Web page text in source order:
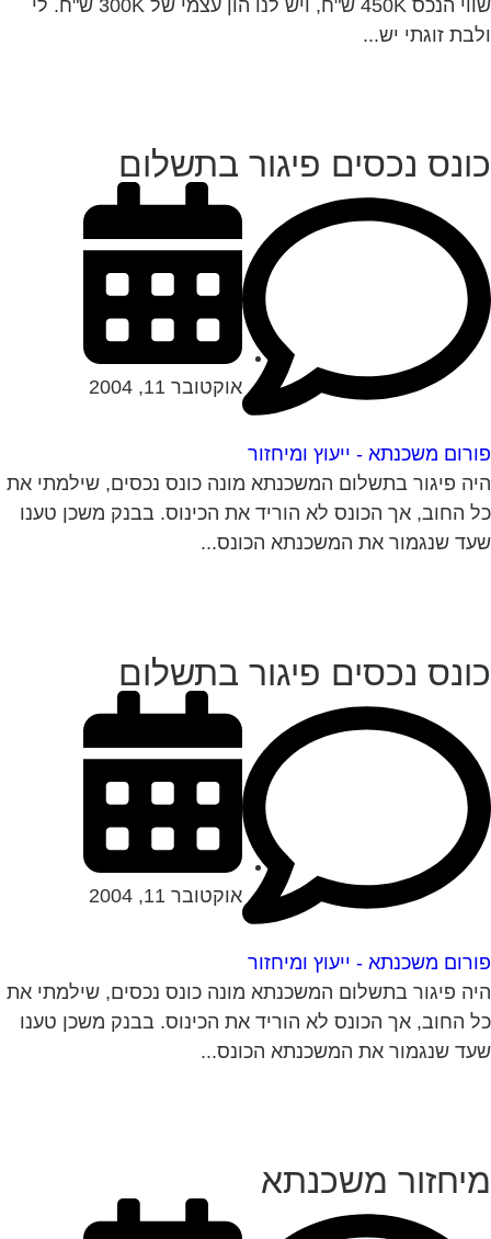
שווי הנכס 450K ש"ח, ויש לנו הון עצמי של 300K ש"ח. לי
זוגתי יש...
נכסים פיגור בתשלום
משכנתא - ייעוץ ומיחזור
אוקטובר 11, 2004
פיגור בתשלום המשכנתא מונה כונס נכסים, שילמתי את
החוב, אך הכונס לא הוריד את הכינוס. בבנק משכן טענו
שנגמור את המשכנתא הכונס...
נכסים פיגור בתשלום
משכנתא - ייעוץ ומיחזור
אוקטובר 11, 2004
פיגור בתשלום המשכנתא מונה כונס נכסים, שילמתי את
החוב, אך הכונס לא הוריד את הכינוס. בבנק משכן טענו
שנגמור את המשכנתא הכונס...
משכנתא